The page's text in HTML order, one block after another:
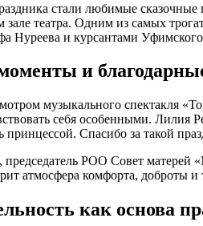
стали любимые
зале театра. Одним из самых
Нуреева и курсантами
и
музыкального спектакля
себя особенными. Лилия
принцессой. Спасибо за такой
РОО Совет матерей
атмосфера комфорта, доброты
как основа